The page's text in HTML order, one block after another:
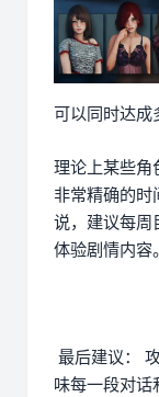
可以同时达成
理论上某些角
非常精确的时
说，建议每周
体验剧情内容。
最后建议：
味每一段对话